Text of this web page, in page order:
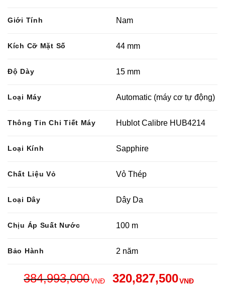
Giới Tính Nam
Kích Cỡ Mặt Số 44 mm
Độ Dày 15 mm
Loại Máy Automatic (máy cơ tự động)
Thông Tin Chi Tiết Máy Hublot Calibre HUB4214
Loại Kính Sapphire
Chất Liệu Vỏ Vỏ Thép
Loại Dây Dây Da
Chịu Áp Suất Nước 100 m
Bảo Hành 2 năm
384,993,000VNĐ 320,827,500VNĐ